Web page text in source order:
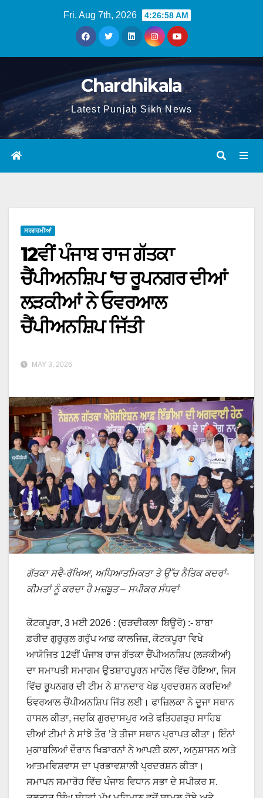
Fri. Aug 7th, 2026 4:26:59 AM
Chardhikala
Latest Punjab Sikh News
ਸਰਗਰਮੀਆਂ
12ਵੀਂ ਪੰਜਾਬ ਰਾਜ ਗੱਤਕਾ
ਚੈਂਪੀਅਨਸ਼ਿਪ ‘ਚ ਰੂਪਨਗਰ ਦੀਆਂ
ਲੜਕੀਆਂ ਨੇ ਓਵਰਆਲ
ਚੈਂਪੀਅਨਸ਼ਿਪ ਜਿੱਤੀ
MAY 3, 2026
ਗੱਤਕਾ ਸਵੈ-ਰੱਖਿਆ, ਅਧਿਆਤਮਿਕਤਾ ਤੇ ਉੱਚ ਨੈਤਿਕ ਕਦਰਾਂ-
ਕੀਮਤਾਂ ਨੂੰ ਕਰਦਾ ਹੈ ਮਜ਼ਬੂਤ – ਸਪੀਕਰ ਸੰਧਵਾਂ
ਕੋਟਕਪੂਰਾ, 3 ਮਈ 2026 : (ਚੜਦੀਕਲਾ ਬਿਊਰੋ) :- ਬਾਬਾ
ਫ਼ਰੀਦ ਗੁਰੂਕੁਲ ਗਰੁੱਪ ਆਫ਼ ਕਾਲਜਿਜ਼, ਕੋਟਕਪੂਰਾ ਵਿਖੇ
ਆਯੋਜਿਤ 12ਵੀਂ ਪੰਜਾਬ ਰਾਜ ਗੱਤਕਾ ਚੈਂਪੀਅਨਸ਼ਿਪ (ਲੜਕੀਆਂ)
ਦਾ ਸਮਾਪਤੀ ਸਮਾਗਮ ਉਤਸ਼ਾਹਪੂਰਨ ਮਾਹੌਲ ਵਿੱਚ ਹੋਇਆ, ਜਿਸ
ਵਿੱਚ ਰੂਪਨਗਰ ਦੀ ਟੀਮ ਨੇ ਸ਼ਾਨਦਾਰ ਖੇਡ ਪ੍ਰਦਰਸ਼ਨ ਕਰਦਿਆਂ
ਓਵਰਆਲ ਚੈਂਪੀਅਨਸ਼ਿਪ ਜਿੱਤ ਲਈ। ਫਾਜ਼ਿਲਕਾ ਨੇ ਦੂਜਾ ਸਥਾਨ
ਹਾਸਲ ਕੀਤਾ, ਜਦਕਿ ਗੁਰਦਾਸਪੁਰ ਅਤੇ ਫਤਿਹਗੜ੍ਹ ਸਾਹਿਬ
ਦੀਆਂ ਟੀਮਾਂ ਨੇ ਸਾਂਝੇ ਤੌਰ ’ਤੇ ਤੀਜਾ ਸਥਾਨ ਪ੍ਰਾਪਤ ਕੀਤਾ। ਇੰਨਾਂ
ਮੁਕਾਬਲਿਆਂ ਦੌਰਾਨ ਖਿਡਾਰਨਾਂ ਨੇ ਆਪਣੀ ਕਲਾ, ਅਨੁਸ਼ਾਸਨ ਅਤੇ
ਆਤਮਵਿਸ਼ਵਾਸ ਦਾ ਪ੍ਰਭਾਵਸ਼ਾਲੀ ਪ੍ਰਦਰਸ਼ਨ ਕੀਤਾ।
ਸਮਾਪਨ ਸਮਾਰੋਹ ਵਿੱਚ ਪੰਜਾਬ ਵਿਧਾਨ ਸਭਾ ਦੇ ਸਪੀਕਰ ਸ.